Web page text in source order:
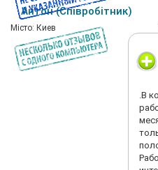
Антон (Співробітник)
Мiсто: Киев
.В